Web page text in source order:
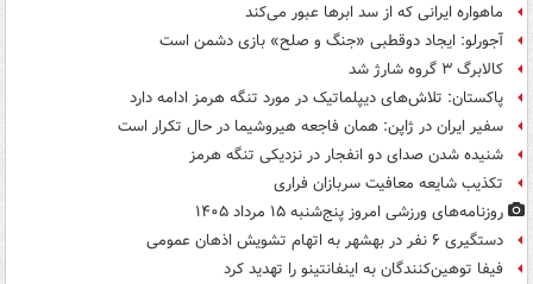
ماهواره ایرانی که از سد ابرها عبور می‌کند
آجورلو: ایجاد دوقطبی «جنگ و صلح‌» بازی دشمن است
کالابرگ ۳ گروه شارژ شد
پاکستان: تلاش‌های دیپلماتیک در مورد تنگه هرمز ادامه دارد
سفیر ایران در ژاپن: همان فاجعه هیروشیما در حال تکرار است
شنیده شدن صدای دو انفجار در نزدیکی تنگه هرمز
تکذیب شایعه معافیت سربازان فراری
روزنامه‌های ورزشی امروز پنج‌شنبه ۱۵ مرداد ۱۴۰۵
دستگیری ۶ نفر در بهشهر به اتهام تشویش اذهان عمومی
فیفا توهین‌کنندگان به اینفانتینو را تهدید کرد